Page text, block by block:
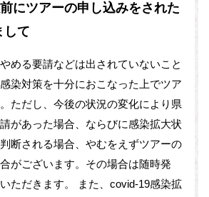
にツアーの申し込みをされた
して
める要請などは出されていないこと
染対策を十分におこなった上でツア
ただし、今後の状況の変化により県
があった場合、ならびに感染拡大状
断される場合、やむをえずツアーの
がございます。その場合は随時発
ただきます。 また、covid-19感染拡